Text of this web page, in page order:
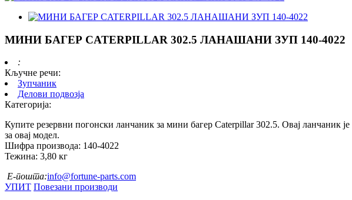
МИНИ БАГЕР CATERPILLAR 302.5 ЛАНАШАНИ ЗУП 140-4022
:
Кључне речи:
Зупчаник
Делови подвозја
Категорија:
Купите резервни погонски ланчаник за мини багер Caterpillar 302.5. Овај ланчаник
за овај модел.
Шифра производа: 140-4022
Тежина: 3,80 кг
Е-пошта:info@fortune-parts.com
УПИТ Повезани производи